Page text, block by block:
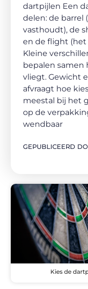
dartpijlen Een
delen: de barrel
vasthoudt), de
en de flight (het
Kleine
bepalen samen
vliegt. Gewicht
afvraagt hoe
meestal bij het
op de
wendbaar
GEPUBLICEERD
Kies de